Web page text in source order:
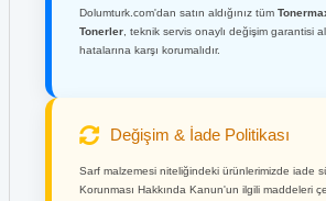
Dolumturk.com'dan satın aldığınız tüm
Tonerler, teknik servis onaylı değişim garantisi
hatalarına karşı korumalıdır.
Değişim & İade Politikası
Sarf malzemesi niteliğindeki ürünlerimizde iade
Korunması Hakkında Kanun'un ilgili maddeleri